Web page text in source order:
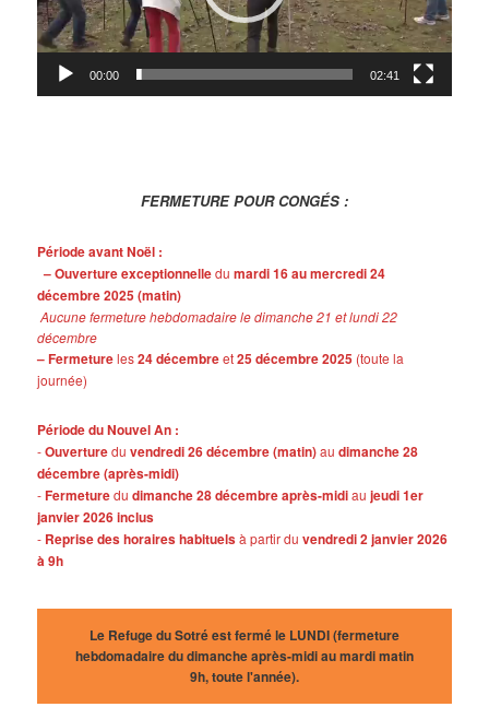
00:00 02:41
FERMETURE POUR CONGÉS :
Période avant Noël :
– Ouverture exceptionnelledumardi 16 au mercredi 24
décembre 2025 (matin)
Aucune fermeture hebdomadaire le dimanche 21 et lundi 22
décembre
– Fermetureles24 décembreet25 décembre 2025 (toute la
journée)
Période du Nouvel An :
-Ouvertureduvendredi 26 décembre (matin)audimanche 28
décembre (après-midi)
-Fermeturedudimanche 28 décembre après-midiaujeudi 1er
janvier 2026 inclus
- Reprise des horaires habituelsà partir duvendredi 2 janvier 2026
à 9h
Le Refuge du Sotré est fermé le LUNDI (fermeture
hebdomadaire du dimanche après-midi au mardi matin
9h, toute l'année).